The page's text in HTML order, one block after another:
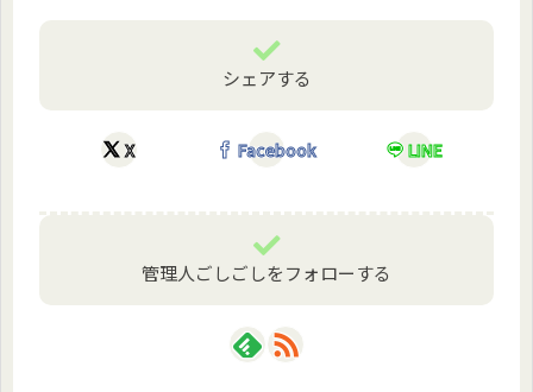
シェアする
X Facebook LINE
管理人ごしごしをフォローする